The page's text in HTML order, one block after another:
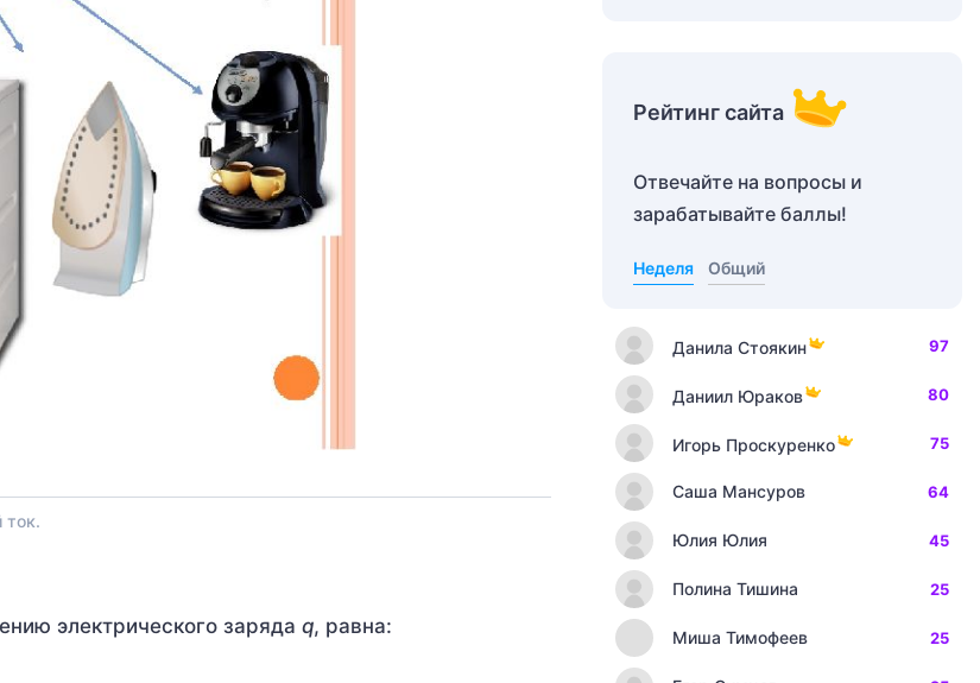
ток.
электрического заряда q, равна:
Рейтинг сайта
Отвечайте на вопросы и
зарабатывайте баллы!
Неделя Общий
Данила Стоякин 97
Даниил Юраков 80
Игорь Проскуренко 75
Саша Мансуров 64
Юлия Юлия 45
Полина Тишина 25
Миша Тимофеев 25